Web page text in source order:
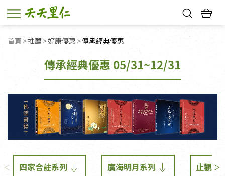
首頁 推薦 好康優惠 目前頁面：
傳承經典優惠
傳承經典優惠 05/31~12/31
四家合註系列 廣海明月系列 止觀初